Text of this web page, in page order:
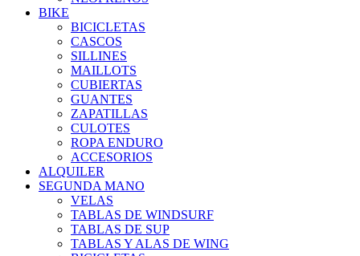
BIKE
BICICLETAS
CASCOS
SILLINES
MAILLOTS
CUBIERTAS
GUANTES
ZAPATILLAS
CULOTES
ROPA ENDURO
ACCESORIOS
ALQUILER
SEGUNDA MANO
VELAS
TABLAS DE WINDSURF
TABLAS DE SUP
TABLAS Y ALAS DE WING